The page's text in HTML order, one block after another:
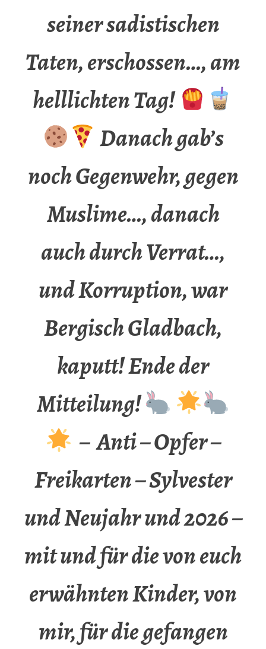
seiner sadistischen
Taten, erschossen…, am
helllichten Tag!
Danach gab’s
noch Gegenwehr, gegen
Muslime…, danach
auch durch Verrat…,
und Korruption, war
Bergisch Gladbach,
kaputt! Ende der
Mitteilung!
– Anti – Opfer –
Freikarten – Sylvester
und Neujahr und 2026 –
mit und für die von euch
erwähnten Kinder, von
mir, für die gefangen